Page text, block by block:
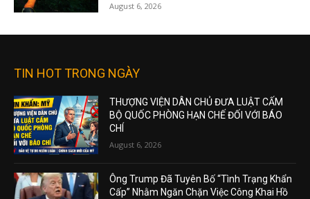
August 6, 2026
TIN HOT TRONG NGÀY
THƯỢNG VIỆN DÂN CHỦ ĐƯA LUẬT CẤM
BỘ QUỐC PHÒNG HẠN CHẾ ĐỐI VỚI BÁO
CHÍ
August 6, 2026
Ông Trump Đã Tuyên Bố “Tình Trạng Khẩn
Cấp” Nhằm Ngăn Chặn Việc Công Khai Hồ